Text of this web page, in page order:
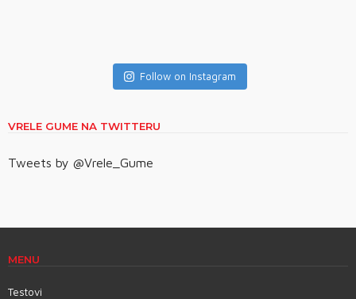
Follow on Instagram
VRELE GUME NA TWITTERU
Tweets by @Vrele_Gume
MENU
Testovi